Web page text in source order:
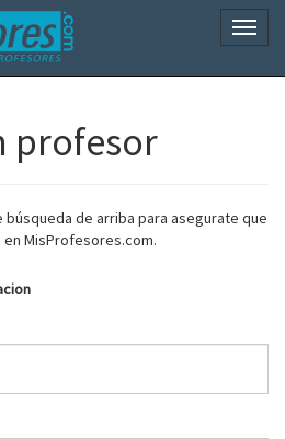
profesor
de arriba para asegurate que
MisProfesores.com.